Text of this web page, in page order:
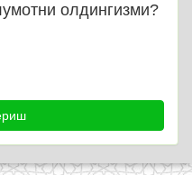
олдингизми?